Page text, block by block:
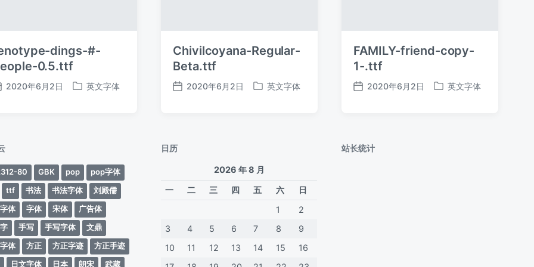
dings-#-
0.5.ttf
2020年6月2日
发
英文字体
Chivilcoyana-Regular-
Beta.ttf
发
2020年6月2日
发
英文字体
FAMILY-friend-copy-
1-.ttf
发
2020年6月2日
发
英文字体
80 GBK pop
pop字体
ttf
书法 书法字体
刘殿儒
体
字体 宋体
广告体
手写 手写字体
文鼎
体
方正 方正字迹
方正手迹
日文字体 日本 朗宋 武蔵
日历
2026 年 8 月
一
二 三 四 五 六
日
1
2
3
4 5 6 7 8
9
10
11 12 13 14 15
16
站长统计